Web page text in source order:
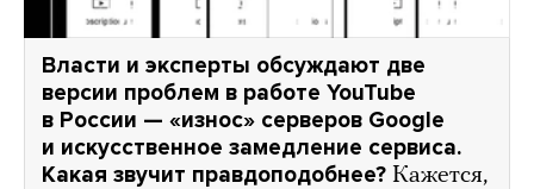
Власти и эксперты обсуждают две
версии проблем в работе YouTube
в России — «износ» серверов Google
и искусственное замедление сервиса.
Какая звучит правдоподобнее? Кажется,